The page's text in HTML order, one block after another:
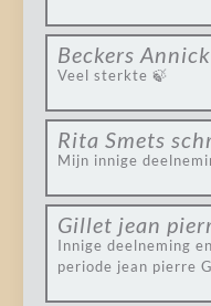
Beckers Annick
Veel sterkte 🍃
Rita Smets
Mijn innige
Gillet jean
Innige deelneming
periode jean pierre